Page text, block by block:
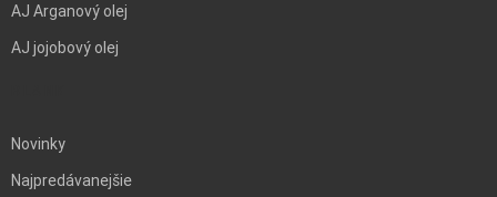
AJ Arganový olej
AJ jojobový olej
Novinky
Najpredávanejšie